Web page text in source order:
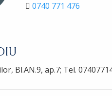
0740 771 476
Bl.AN.9, ap.7; Tel.